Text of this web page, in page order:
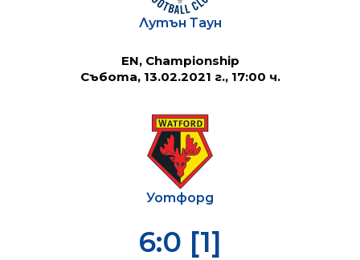
Лутън Таун
EN, Championship
Събота, 13.02.2021 г., 17:00 ч.
Уотфорд
6:0 [1]